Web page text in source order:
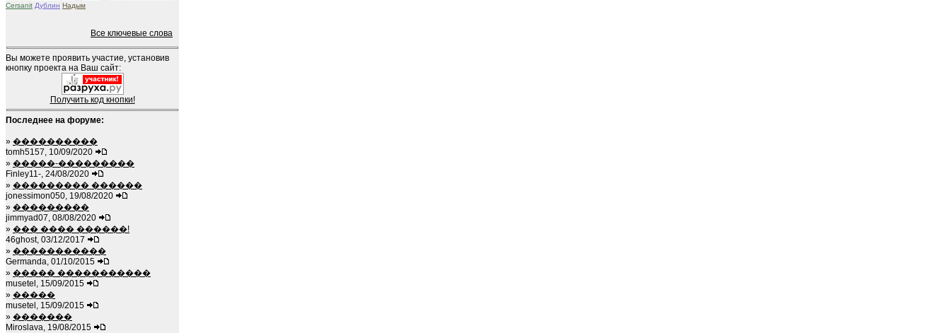
Cersanit Дублин Надым
Все ключевые слова
Вы можете проявить участие, установив
кнопку проекта на Ваш сайт:
Получить код кнопки!
Последнее на форуме:
» ����������
tomh5157, 10/09/2020
» �����-���������
Finley11-, 24/08/2020
» ��������� ������
jonessimon050, 19/08/2020
» ���������
jimmyad07, 08/08/2020
» ��� ���� ������!
46ghost, 03/12/2017
» �����������
Germanda, 01/10/2015
» ����� �����������
musetel, 15/09/2015
» �����
musetel, 15/09/2015
» �������
Miroslava, 19/08/2015